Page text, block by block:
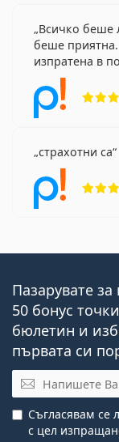
Всичко беше
беше
изпратена в
страхотни са
Пазарувате
50 бонус
бюлетин и
първата си
Имейл
Съгласявам се
с цел